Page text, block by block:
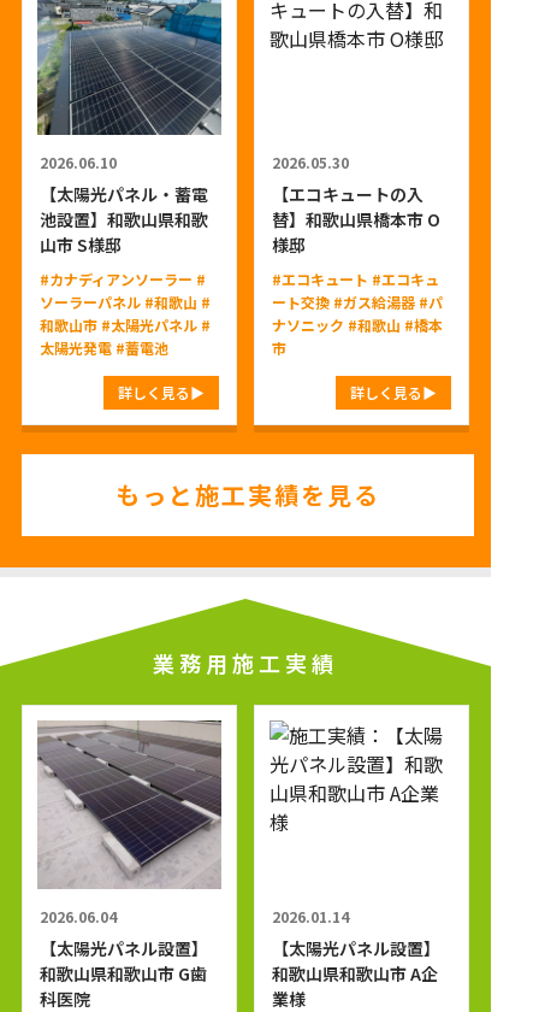
2026.06.10
【太陽光パネル・蓄電
池設置】和歌山県和歌
山市 S様邸
#カナディアンソーラー #
ソーラーパネル #和歌山 #
和歌山市 #太陽光パネル #
太陽光発電 #蓄電池
詳しく見る
2026.05.30
【エコキュートの入
替】和歌山県橋本市 O
様邸
#エコキュート #エコキュ
ート交換 #ガス給湯器 #パ
ナソニック #和歌山 #橋本
市
詳しく見る
もっと施工実績を見る
業務用施工実績
2026.06.04
【太陽光パネル設置】
和歌山県和歌山市 G歯
科医院
2026.01.14
【太陽光パネル設置】
和歌山県和歌山市 A企
業様